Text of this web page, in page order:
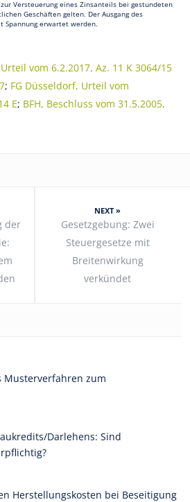
Versteuerung eines Zinsanteils bei gestundeten
Geschäften gelten. Der Ausgang des
Spannung erwartet werden.
vom 6.2.2017, Az. 11 K 3064/15
; FG Düsseldorf, Urteil vom
E; BFH, Beschluss vom 31.5.2005,
der
NEXT »
Gesetzgebung: Zwei
Steuergesetze mit
Breitenwirkung
verkündet
Musterverfahren zum
Darlehens: Sind
Herstellungskosten bei Beseitigung